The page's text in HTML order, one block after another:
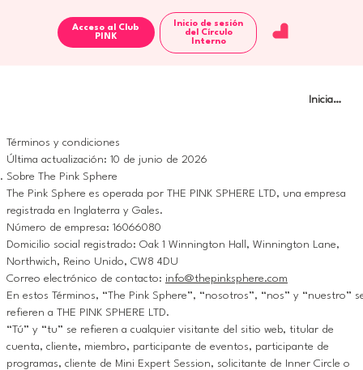
Iniciar
Acceso al Club
Inicio de sesión
del Círculo
Interno
Términos y condiciones
Última actualización: 10 de junio de 2026
Sobre The Pink Sphere
The Pink Sphere es operada por THE PINK SPHERE LTD, una empresa
registrada en Inglaterra y Gales.
Número de empresa: 16066080
Domicilio social registrado: Oak 1 Winnington Hall, Winnington Lane,
Northwich, Reino Unido, CW8 4DU
Correo electrónico de contacto: info@thepinksphere.com
En estos Términos, “The Pink Sphere”, “nosotros”, “nos” y “nuestro”
refieren a THE PINK SPHERE LTD.
“Tú” y “tu” se refieren a cualquier visitante del sitio web, titular de
cuenta, cliente, miembro, participante de eventos, participante de
programas, cliente de Mini Expert Session, solicitante de Inner Circle o